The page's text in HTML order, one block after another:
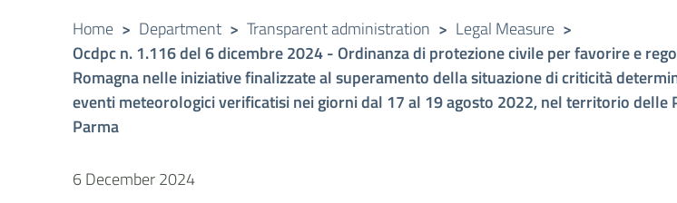
Home > Department > Transparent administration > Legal Measure >
Ocdpc n. 1.116 del 6 dicembre 2024 - Ordinanza di protezione civile per favorire e
Romagna nelle iniziative finalizzate al superamento della situazione di criticità
eventi meteorologici verificatisi nei giorni dal 17 al 19 agosto 2022, nel territorio delle
Parma
6 December 2024